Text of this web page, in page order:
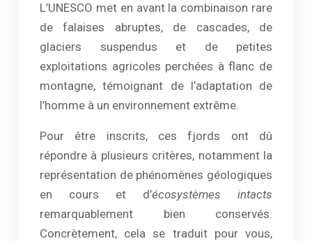
L’UNESCO met en avant la combinaison rare
de falaises abruptes, de cascades, de
glaciers suspendus et de petites
exploitations agricoles perchées à flanc de
montagne, témoignant de l’adaptation de
l’homme à un environnement extrême.
Pour être inscrits, ces fjords ont dû
répondre à plusieurs critères, notamment la
représentation de phénomènes géologiques
en cours et d’écosystèmes intacts
remarquablement bien conservés.
Concrètement, cela se traduit pour vous,